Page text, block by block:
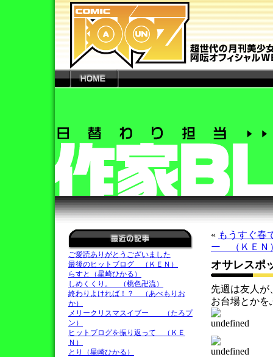
ご愛読ありがとうございました
最後のヒットブログ （ＫＥＮ）
らすと（星崎ひかる）
しめくくり。 （桃色卍流）
終わりよければ！？ （あべもりお
か）
メリークリスマスイブー （たろプ
ン）
ヒットブログを振り返って （ＫＥ
Ｎ）
とり（星崎ひかる）
« もうすぐ
ー （ＫＥＮ
オサレスポ
先週は友人が
お台場とかを